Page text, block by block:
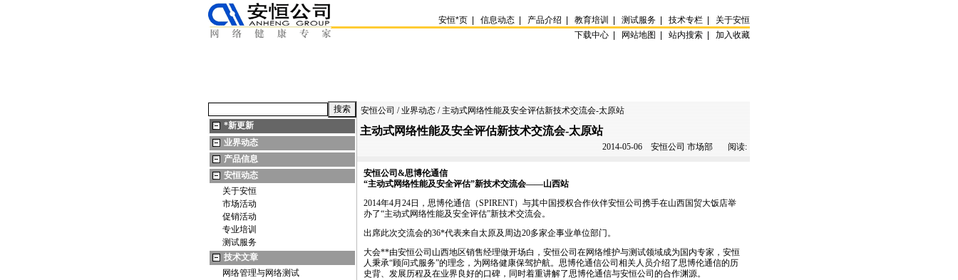
安恒*页 信息动态 产品介绍 教育培训 测试服务 技术专栏
关于安恒
下载中心 |
网站地图 站内搜索 加入收藏
*新更新
业界动态
产品信息
安恒动态
关于安恒
市场活动
促销活动
专业培训
测试服务
技术文章
网络管理与网络测试
安恒公司 /业界动态 / 主动式网络性能及安全评估新技术交流会-太原站
主动式网络性能及安全评估新技术交流会-太原站
2014-05-06 安恒公司 市场部 阅读:
安恒公司&思博伦通信
“主动式网络性能及安全评估”新技术交流会——山西站
2014年4月24日，思博伦通信（SPIRENT）与其中国授权合作伙伴安恒公司携手在山西国贸大饭店举
办了“主动式网络性能及安全评估”新技术交流会。
出席此次交流会的36*代表来自太原及周边20多家企事业单位部门。
大会**由安恒公司山西地区销售经理做开场白，安恒公司在网络维护与测试领域成为国内专家，安恒
人秉承“顾问式服务”的理念，为网络健康保驾护航。思博伦通信公司相关人员介绍了思博伦通信的历
史背、发展历程及在业界良好的口碑，同时着重讲解了思博伦通信与安恒公司的合作渊源。